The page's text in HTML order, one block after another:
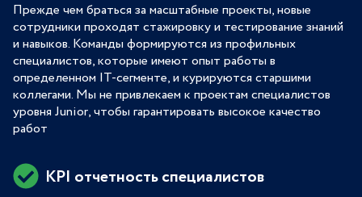
Прежде чем браться за масштабные проекты, новые
сотрудники проходят стажировку и тестирование знаний
и навыков. Команды формируются из профильных
специалистов, которые имеют опыт работы в
определенном IT-сегменте, и курируются старшими
коллегами. Мы не привлекаем к проектам специалистов
уровня Junior, чтобы гарантировать высокое качество
работ
KPI отчетность специалистов